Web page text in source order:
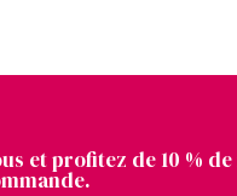
et profitez de 10 %